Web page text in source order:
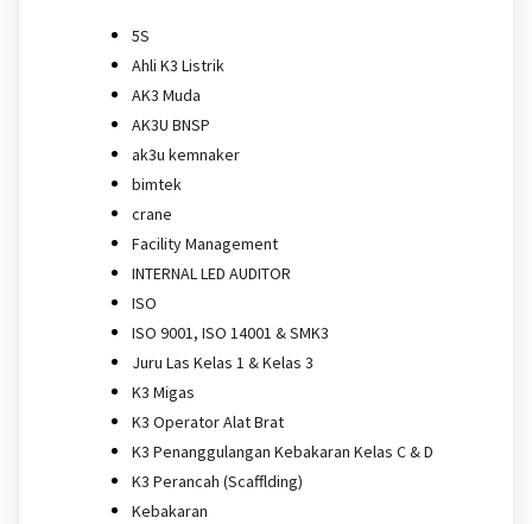
5S
Ahli K3 Listrik
AK3 Muda
AK3U BNSP
ak3u kemnaker
bimtek
crane
Facility Management
INTERNAL LED AUDITOR
ISO
ISO 9001, ISO 14001 & SMK3
Juru Las Kelas 1 & Kelas 3
K3 Migas
K3 Operator Alat Brat
K3 Penanggulangan Kebakaran Kelas C & D
K3 Perancah (Scafflding)
Kebakaran